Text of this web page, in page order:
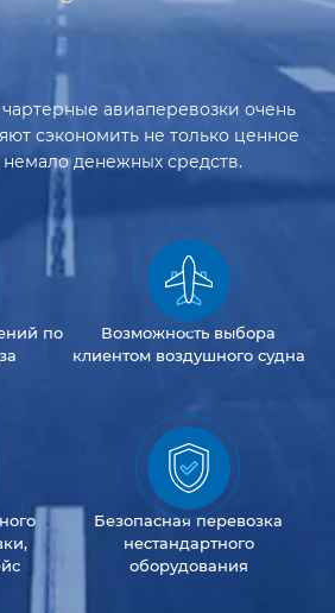
авиаперевозки очень
сэкономить не только ценное
денежных средств.
по
Возможность выбора
клиентом воздушного судна
Безопасная перевозка
нестандартного
оборудования